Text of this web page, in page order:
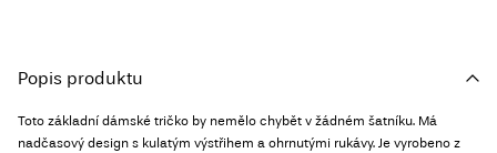
Popis produktu
Toto základní dámské tričko by nemělo chybět v žádném šatníku. Má
nadčasový design s kulatým výstřihem a ohrnutými rukávy. Je vyrobeno z